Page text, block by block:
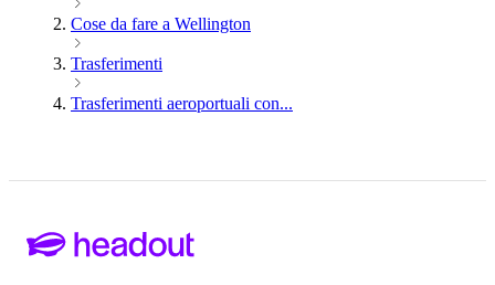
Cose da fare a Wellington
Trasferimenti
Trasferimenti aeroportuali con...